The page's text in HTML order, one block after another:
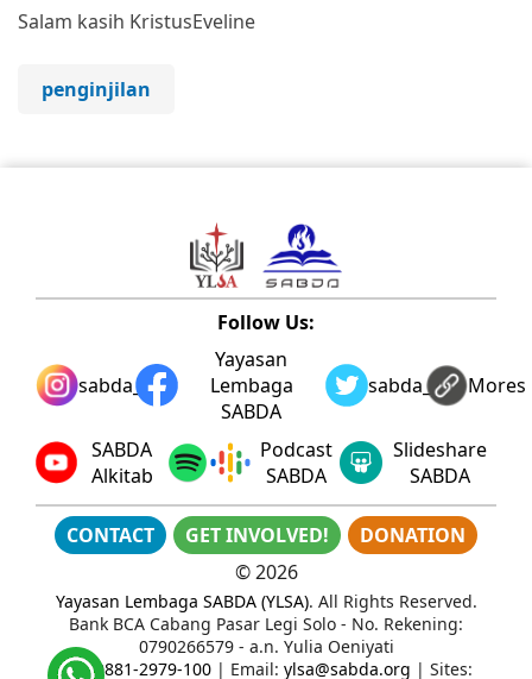
Salam kasih KristusEveline
penginjilan
Follow Us:
sabda_ylsa
Yayasan
Lembaga
SABDA
sabda_ylsaMores
SABDA
Alkitab
Podcast
SABDA
Slideshare
SABDA
CONTACT GET INVOLVED!
DONATION
©2026
Yayasan Lembaga SABDA (YLSA). All Rights Reserved.
Bank BCA Cabang Pasar Legi Solo - No. Rekening:
0790266579 - a.n. Yulia Oeniyati
WA:0881-2979-100| Email: ylsa@sabda.org | Sites: